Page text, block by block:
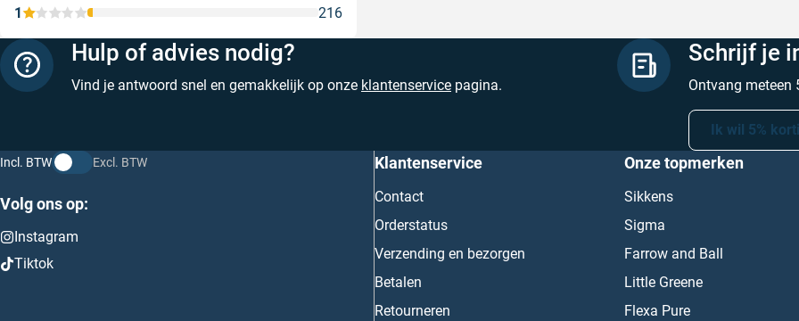
1 216
Hulp of advies nodig?
Vind je antwoord snel en gemakkelijk op onze klantenservice pagina.
Schrijf je
Ontvang meteen
Ik wil 5%
Incl. BTW Excl. BTW
Volg ons op:
Instagram
Tiktok
Klantenservice
Contact
Orderstatus
Verzending en bezorgen
Betalen
Retourneren
Onze topmerken
Sikkens
Sigma
Farrow and Ball
Little Greene
Flexa Pure